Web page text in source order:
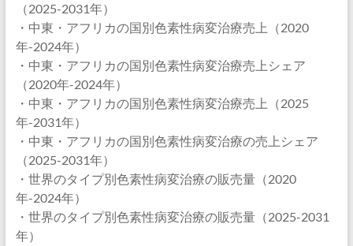
（2025-2031年）
・中東・アフリカの国別色素性病変治療売上（2020
年-2024年）
・中東・アフリカの国別色素性病変治療売上シェア
（2020年-2024年）
・中東・アフリカの国別色素性病変治療売上（2025
年-2031年）
・中東・アフリカの国別色素性病変治療の売上シェア
（2025-2031年）
・世界のタイプ別色素性病変治療の販売量（2020
年-2024年）
・世界のタイプ別色素性病変治療の販売量（2025-2031
年）